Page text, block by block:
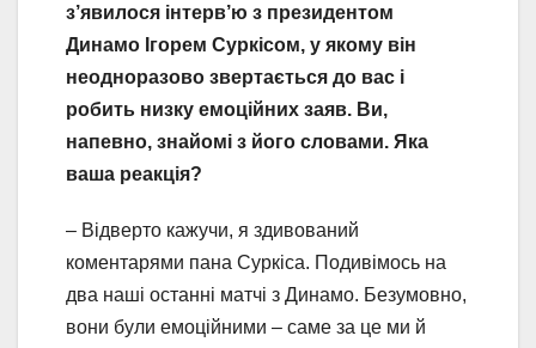
з’явилося інтерв’ю з президентом
Динамо Ігорем Суркісом, у якому він
неодноразово звертається до вас і
робить низку емоційних заяв. Ви,
напевно, знайомі з його словами. Яка
ваша реакція?
– Відверто кажучи, я здивований
коментарями пана Суркіса. Подивімось на
два наші останні матчі з Динамо. Безумовно,
вони були емоційними – саме за це ми й